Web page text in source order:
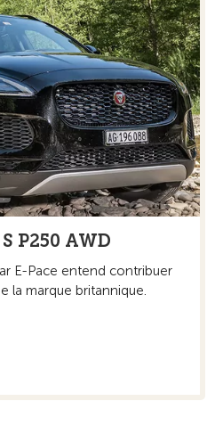
P250 AWD
E-Pace entend contribuer
la marque britannique.